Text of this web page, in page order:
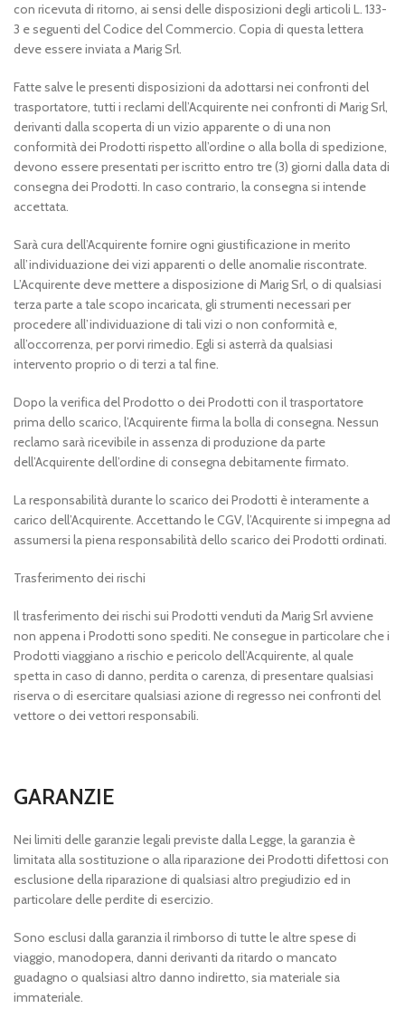
con ricevuta di ritorno, ai sensi delle disposizioni degli articoli L. 133-
3 e seguenti del Codice del Commercio. Copia di questa lettera
deve essere inviata a Marig Srl.
Fatte salve le presenti disposizioni da adottarsi nei confronti del
trasportatore, tutti i reclami dell’Acquirente nei confronti di Marig Srl,
derivanti dalla scoperta di un vizio apparente o di una non
conformità dei Prodotti rispetto all’ordine o alla bolla di spedizione,
devono essere presentati per iscritto entro tre (3) giorni dalla data di
consegna dei Prodotti. In caso contrario, la consegna si intende
accettata.
Sarà cura dell’Acquirente fornire ogni giustificazione in merito
all’individuazione dei vizi apparenti o delle anomalie riscontrate.
L’Acquirente deve mettere a disposizione di Marig Srl, o di qualsiasi
terza parte a tale scopo incaricata, gli strumenti necessari per
procedere all’individuazione di tali vizi o non conformità e,
all’occorrenza, per porvi rimedio. Egli si asterrà da qualsiasi
intervento proprio o di terzi a tal fine.
Dopo la verifica del Prodotto o dei Prodotti con il trasportatore
prima dello scarico, l’Acquirente firma la bolla di consegna. Nessun
reclamo sarà ricevibile in assenza di produzione da parte
dell’Acquirente dell’ordine di consegna debitamente firmato.
La responsabilità durante lo scarico dei Prodotti è interamente a
carico dell’Acquirente. Accettando le CGV, l’Acquirente si impegna ad
assumersi la piena responsabilità dello scarico dei Prodotti ordinati.
Trasferimento dei rischi
Il trasferimento dei rischi sui Prodotti venduti da Marig Srl avviene
non appena i Prodotti sono spediti. Ne consegue in particolare che i
Prodotti viaggiano a rischio e pericolo dell’Acquirente, al quale
spetta in caso di danno, perdita o carenza, di presentare qualsiasi
riserva o di esercitare qualsiasi azione di regresso nei confronti del
vettore o dei vettori responsabili.
GARANZIE
Nei limiti delle garanzie legali previste dalla Legge, la garanzia è
limitata alla sostituzione o alla riparazione dei Prodotti difettosi con
esclusione della riparazione di qualsiasi altro pregiudizio ed in
particolare delle perdite di esercizio.
Sono esclusi dalla garanzia il rimborso di tutte le altre spese di
viaggio, manodopera, danni derivanti da ritardo o mancato
guadagno o qualsiasi altro danno indiretto, sia materiale sia
immateriale.